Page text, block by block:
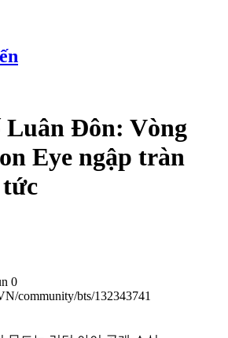
Luân Đôn: Vòng
Eye ngập tràn
tức
0
community/bts/132343741